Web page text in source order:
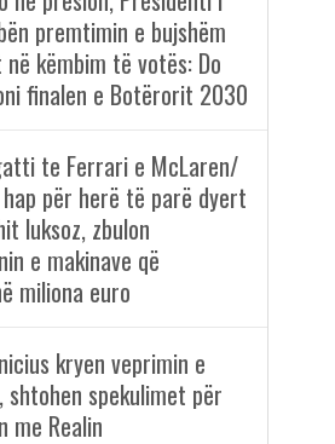
premtimin e bujshëm
këmbim të votës: Do
finalen e Botërorit 2030
te Ferrari e McLaren/
hap për herë të parë dyert
luksoz, zbulon
e makinave që
miliona euro
kryen veprimin e
shtohen spekulimet për
me Realin